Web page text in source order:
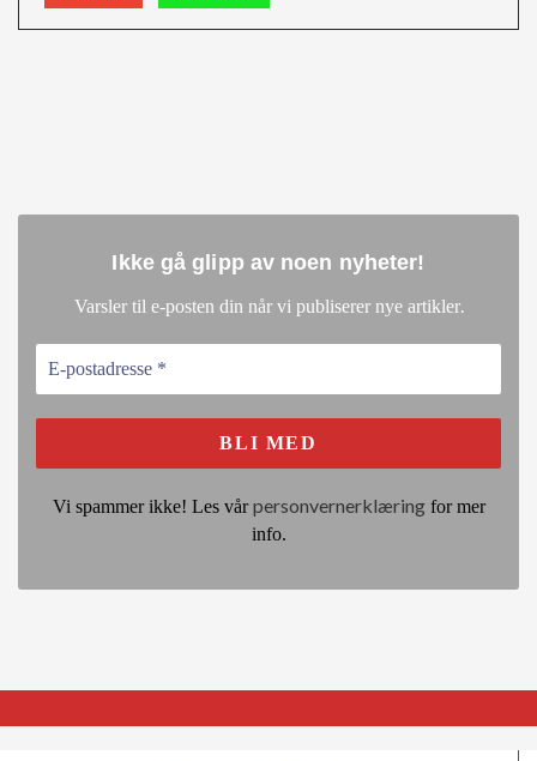
Ikke gå glipp av noen nyheter!
Varsler til e-posten din når vi publiserer nye artikler.
Vi spammer ikke! Les vårpersonvernerklæringfor mer
info.